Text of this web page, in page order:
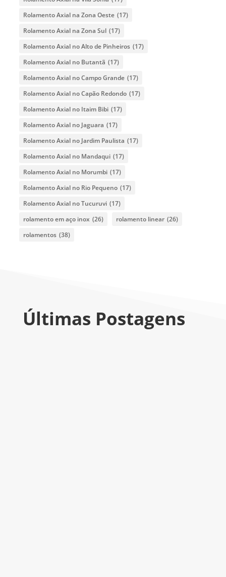
Rolamento Axial na Zona Oeste (17)
Rolamento Axial na Zona Sul (17)
Rolamento Axial no Alto de Pinheiros (17)
Rolamento Axial no Butantã (17)
Rolamento Axial no Campo Grande (17)
Rolamento Axial no Capão Redondo (17)
Rolamento Axial no Itaim Bibi (17)
Rolamento Axial no Jaguara (17)
Rolamento Axial no Jardim Paulista (17)
Rolamento Axial no Mandaqui (17)
Rolamento Axial no Morumbi (17)
Rolamento Axial no Rio Pequeno (17)
Rolamento Axial no Tucuruvi (17)
rolamento em aço inox (26) rolamento linear (26)
rolamentos (38)
Últimas Postagens